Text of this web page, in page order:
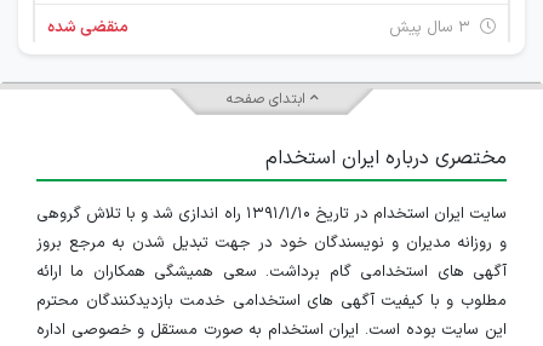
منقضی شده
استخدام منشی آشنا به حسابداری
۳ سال پیش منقضی شده
استخدام منشی آشنا به حسابداری
تهران
۳ سال پیش منقضی شده
ابتدای صفحه
مختصری درباره ایران استخدام
سایت ایران استخدام در تاریخ ۱۳۹۱/۱/۱۰ راه اندازی شد و با تلاش گروهی
و روزانه مدیران و نویسندگان خود در جهت تبدیل شدن به مرجع بروز
آگهی های استخدامی گام برداشت. سعی همیشگی همکاران ما ارائه
مطلوب و با کیفیت آگهی های استخدامی خدمت بازدیدکنندگان محترم
این سایت بوده است. ایران استخدام به صورت مستقل و خصوصی اداره